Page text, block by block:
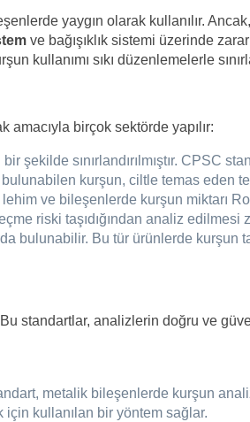
yaygın olarak kullanılır.
ve bağışıklık sistemi üzerinde
sıkı düzenlemelerle
birçok sektörde yapılır:
şekilde sınırlandırılmıştır. CPSC
kurşun, ciltle temas eden
ve bileşenlerde kurşun miktarı
riski taşıdığından analiz edilmesi
bulunabilir. Bu tür ürünlerde kurşun
standartlar, analizlerin doğru ve
metalik bileşenlerde kurşun
için kullanılan bir yöntem sağlar.